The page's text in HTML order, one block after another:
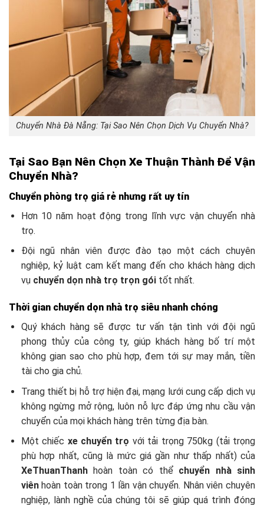
Chuyển Nhà Đà Nẵng: Tại Sao Nên Chọn Dịch Vụ Chuyển Nhà?
Tại Sao Bạn Nên Chọn Xe Thuận Thành Để Vận
Chuyển Nhà?
Chuyển phòng trọ giá rẻ nhưng rất uy tín
Hơn 10 năm hoạt động trong lĩnh vực vận chuyển nhà
trọ.
Đội ngũ nhân viên được đào tạo một cách chuyên
nghiệp, kỷ luật cam kết mang đến cho khách hàng dịch
vụchuyển dọn nhà trọ trọn góitốt nhất.
Thời gian chuyển dọn nhà trọ siêu nhanh chóng
Quý khách hàng sẽ được tư vấn tận tình với đội ngũ
phong thủy của công ty, giúp khách hàng bố trí một
không gian sao cho phù hợp, đem tới sự may mắn, tiền
tài cho gia chủ.
Trang thiết bị hỗ trợ hiện đại, mạng lưới cung cấp dịch vụ
không ngừng mở rộng, luôn nỗ lực đáp ứng nhu cầu vận
chuyển của mọi khách hàng trên từng địa bàn.
Một chiếc xe chuyển trọ với tải trọng 750kg (tải trọng
phù hợp nhất, cũng là mức giá gần như thấp nhất) của
XeThuanThanhhoàn toàn có thể chuyển nhà sinh
viênhoàn toàn trong 1 lần vận chuyển. Nhân viên chuyên
nghiệp, lành nghề của chúng tôi sẽ giúp quá trình đóng